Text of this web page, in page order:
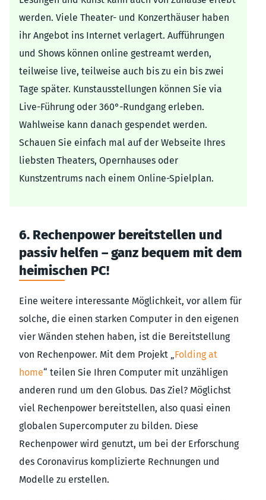
werden. Viele Theater- und Konzerthäuser haben
ihr Angebot ins Internet verlagert. Aufführungen
und Shows können online gestreamt werden,
teilweise live, teilweise auch bis zu ein bis zwei
Tage später. Kunstausstellungen können Sie via
Live-Führung oder 360°-Rundgang erleben.
Wahlweise kann danach gespendet werden.
Schauen Sie einfach mal auf der Webseite Ihres
liebsten Theaters, Opernhauses oder
Kunstzentrums nach einem Online-Spielplan.
6. Rechenpower bereitstellen und
passiv helfen – ganz bequem mit dem
heimischen PC!
Eine weitere interessante Möglichkeit, vor allem für
solche, die einen starken Computer in den eigenen
vier Wänden stehen haben, ist die Bereitstellung
von Rechenpower. Mit dem Projekt „ Folding at
home“ teilen Sie Ihren Computer mit unzähligen
anderen rund um den Globus. Das Ziel? Möglichst
viel Rechenpower bereitstellen, also quasi einen
globalen Supercomputer zu bilden. Diese
Rechenpower wird genutzt, um bei der Erforschung
des Coronavirus komplizierte Rechnungen und
Modelle zu erstellen.